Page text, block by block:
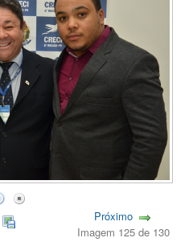
Próximo
Imagem 125 de 130